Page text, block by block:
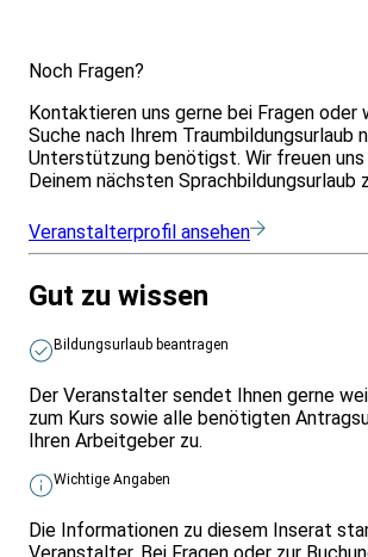
Noch Fragen?
Kontaktieren uns gerne bei Fragen oder
Suche nach Ihrem Traumbildungsurlaub
Unterstützung benötigst. Wir freuen uns
Deinem nächsten Sprachbildungsurlaub
Veranstalterprofil ansehen
Gut zu wissen
Bildungsurlaub beantragen
Der Veranstalter sendet Ihnen gerne
zum Kurs sowie alle benötigten
Ihren Arbeitgeber zu.
Wichtige Angaben
Die Informationen zu diesem Inserat